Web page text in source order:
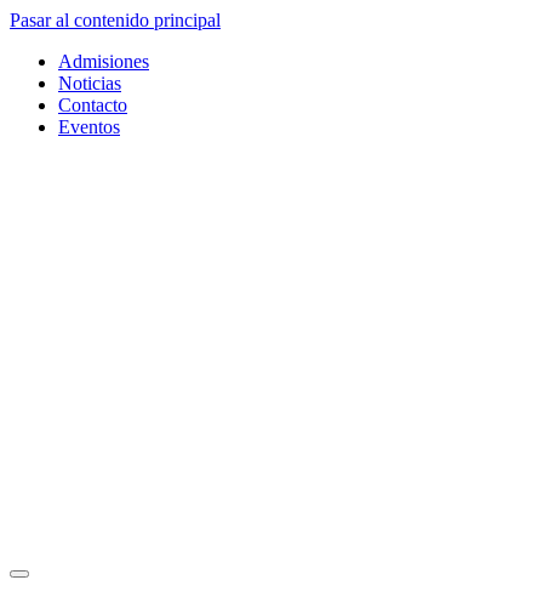
Pasar al contenido principal
Admisiones
Noticias
Contacto
Eventos